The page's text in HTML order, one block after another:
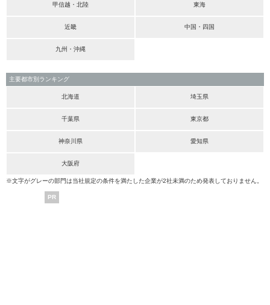
甲信越・北陸 東海
近畿 中国・四国
九州・沖縄
主要都市別ランキング
北海道 埼玉県
千葉県 東京都
神奈川県 愛知県
大阪府
※文字がグレーの部門は当社規定の条件を満たした企業が2社未満のため発表しておりません。
PR